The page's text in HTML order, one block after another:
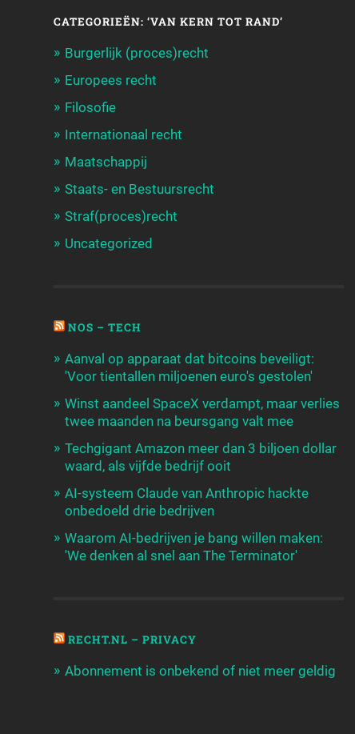
CATEGORIEËN: ‘VAN KERN TOT RAND’
Burgerlijk (proces)recht
Europees recht
Filosofie
Internationaal recht
Maatschappij
Staats- en Bestuursrecht
Straf(proces)recht
Uncategorized
NOS – TECH
Aanval op apparaat dat bitcoins beveiligt:
'Voor tientallen miljoenen euro's gestolen'
Winst aandeel SpaceX verdampt, maar verlies
twee maanden na beursgang valt mee
Techgigant Amazon meer dan 3 biljoen dollar
waard, als vijfde bedrijf ooit
AI-systeem Claude van Anthropic hackte
onbedoeld drie bedrijven
Waarom AI-bedrijven je bang willen maken:
'We denken al snel aan The Terminator'
RECHT.NL – PRIVACY
Abonnement is onbekend of niet meer geldig